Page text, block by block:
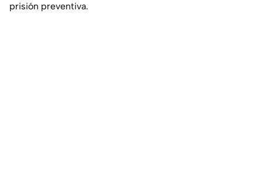
prisión preventiva.